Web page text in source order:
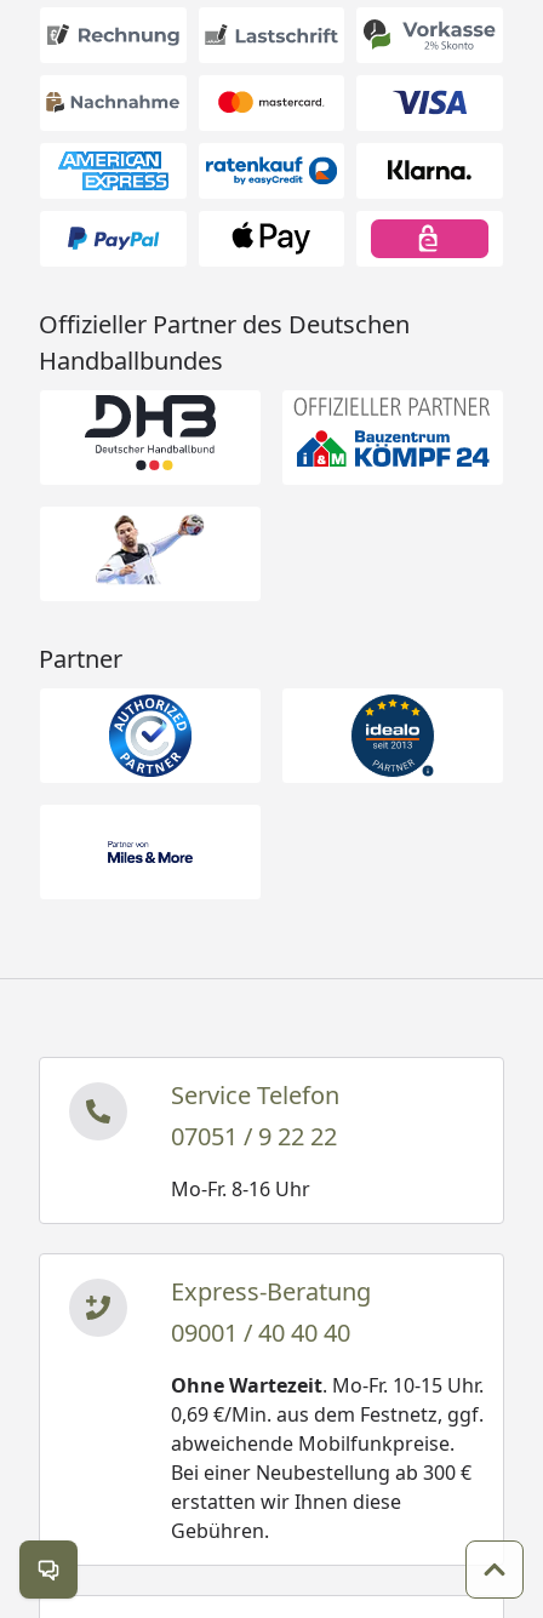
Offizieller Partner des Deutschen
Handballbundes
Partner
Service Telefon
07051 / 9 22 22
Mo-Fr. 8-16 Uhr
Express-Beratung
09001 / 40 40 40
Ohne Wartezeit. Mo-Fr. 10-15 Uhr.
0,69 €/Min. aus dem Festnetz, ggf.
abweichende Mobilfunkpreise.
Bei einer Neubestellung ab 300 €
erstatten wir Ihnen diese
Gebühren.
Kontakt öffnen